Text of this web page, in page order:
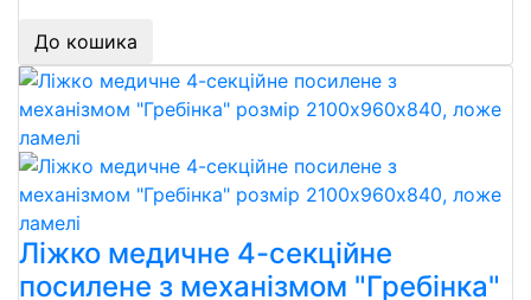
До кошика
Ліжко медичне 4-секційне
посилене з механізмом "Гребінка"